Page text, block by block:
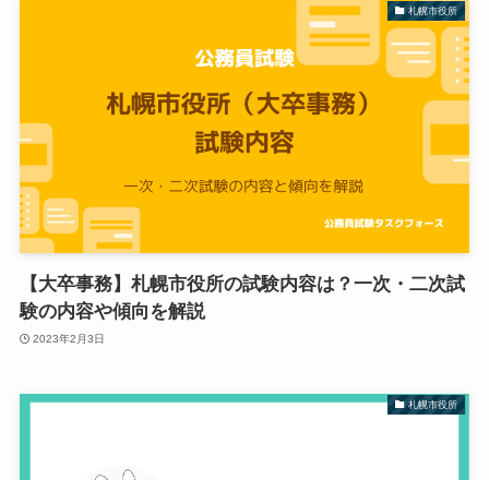
札幌市役所
【大卒事務】札幌市役所の試験内容は？一次・二次試
験の内容や傾向を解説
2023年2月3日
札幌市役所